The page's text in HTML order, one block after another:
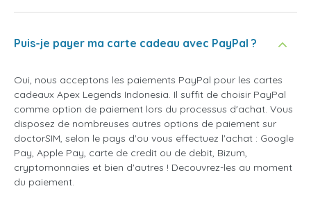
Puis-je payer ma carte cadeau avec PayPal ?
Oui, nous acceptons les paiements PayPal pour les cartes
cadeaux Apex Legends Indonesia. Il suffit de choisir PayPal
comme option de paiement lors du processus d'achat. Vous
disposez de nombreuses autres options de paiement sur
doctorSIM, selon le pays d'ou vous effectuez l'achat : Google
Pay, Apple Pay, carte de credit ou de debit, Bizum,
cryptomonnaies et bien d'autres ! Decouvrez-les au moment
du paiement.